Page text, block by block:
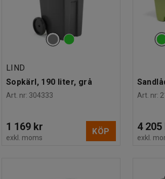
LIND
Sopkärl, 190 liter, grå
Art. nr: 304333
1 169 kr
exkl. moms
KÖP
Art. nr:
4 205
exkl.